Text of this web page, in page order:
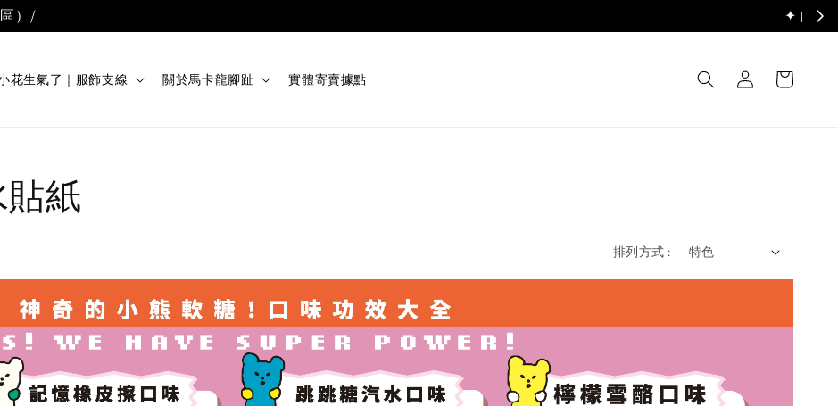
/ 10 / 16 起，消費金額未滿 150 元（不含運費）之訂單恕不受理，謝謝 ✦
花生氣了｜服飾支線 關於馬卡龍腳趾 實體寄賣據點
紙
排列方式 :